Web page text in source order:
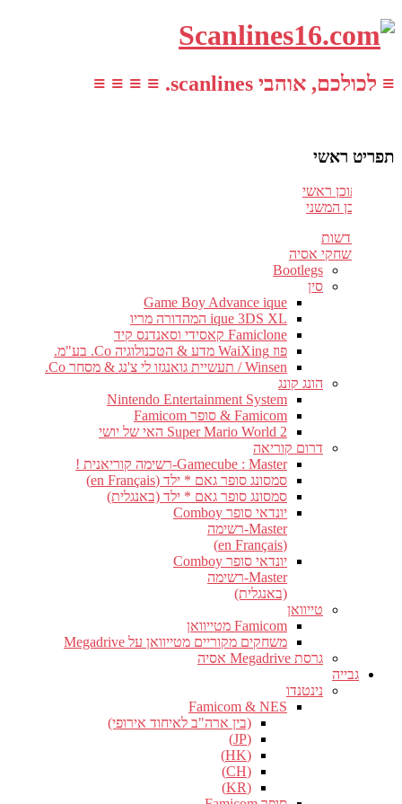
≡ לכולכם, אוהבי scanlines. ≡ ≡ ≡ ≡
תפריט ראשי
עבור לתוכן ראשי
דלג לתוכן המשני
חדשות
משחקי אסיה
Bootlegs
סין
Game Boy Advance ique
ique 3DS XL המהדורה מריו
Famiclone קאסידי וסאנדנס קיד
פוז WaiXing מדע & הטכנולוגיה Co. בע"מ.
Winsen / תעשיית גואנגזו לי צ'נג & מסחר Co.
הונג קונג
Nintendo Entertainment System
Famicom & סופר Famicom
Super Mario World 2 האי של יושי
דרום קוריאה
Gamecube : Master-רשימה קוריאנית !
סמסונג סופר גאם * ילד (en Français)
סמסונג סופר גאם * ילד (באנגלית)
יונדאי סופר Comboy
Master-רשימה
(en Français)
יונדאי סופר Comboy
Master-רשימה
(באנגלית)
טייוואן
Famicom מטייוואן
משחקים מקוריים מטייוואן על Megadrive
גרסת Megadrive אסיה
גבייה
נינטנדו
Famicom & NES
(בין ארה"ב לאיחוד אירופי)
(JP)
(HK)
(CH)
(KR)